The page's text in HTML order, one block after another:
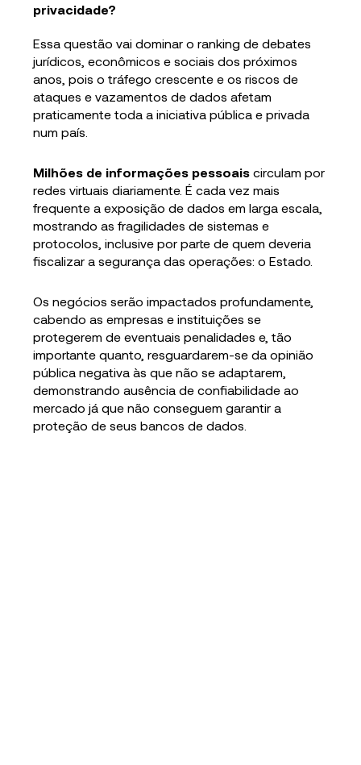
privacidade?
Essa questão vai dominar o ranking de debates
jurídicos, econômicos e sociais dos próximos
anos, pois o tráfego crescente e os riscos de
ataques e vazamentos de dados afetam
praticamente toda a iniciativa pública e privada
num país.
Milhões de informações pessoais circulam por
redes virtuais diariamente. É cada vez mais
frequente a exposição de dados em larga escala,
mostrando as fragilidades de sistemas e
protocolos, inclusive por parte de quem deveria
fiscalizar a segurança das operações: o Estado.
Os negócios serão impactados profundamente,
cabendo as empresas e instituições se
protegerem de eventuais penalidades e, tão
importante quanto, resguardarem-se da opinião
pública negativa às que não se adaptarem,
demonstrando ausência de confiabilidade ao
mercado já que não conseguem garantir a
proteção de seus bancos de dados.